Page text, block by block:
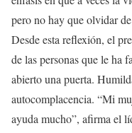
pero no hay que olvidar
Desde esta reflexión, el
de las personas que le ha
abierto una puerta.
autocomplacencia. “Mi
ayuda mucho”, afirma el